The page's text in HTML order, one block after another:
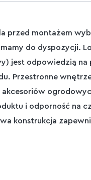
przed montażem
do dyspozycji.
jest odpowiedzią na
Przestronne
i odporność na
konstrukcja